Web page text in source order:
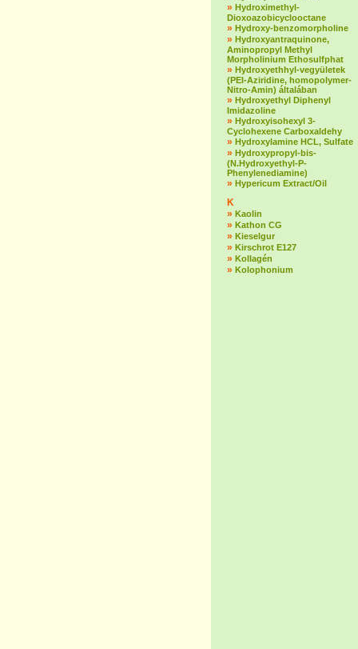
» Hydroximethyl-
Dioxoazobicyclooctane
» Hydroxy-benzomorpholine
» Hydroxyantraquinone,
Aminopropyl Methyl
Morpholinium Ethosulfphat
» Hydroxyethhyl-vegyületek
(PEI-Aziridine, homopolymer-
Nitro-Amin) általában
» Hydroxyethyl Diphenyl
Imidazoline
» Hydroxyisohexyl 3-
Cyclohexene Carboxaldehy
» Hydroxylamine HCL, Sulfate
» Hydroxypropyl-bis-
(N.Hydroxyethyl-P-
Phenylenediamine)
» Hypericum Extract/Oil
K
» Kaolin
» Kathon CG
» Kieselgur
» Kirschrot E127
» Kollagén
» Kolophonium